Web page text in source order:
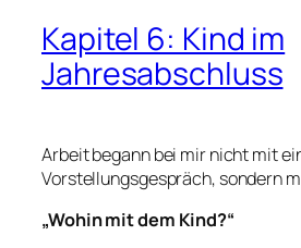
Kapitel 6: Kind im
Jahresabschluss
Arbeit begann bei mir nicht mit
Vorstellungsgespräch, sondern
„Wohin mit dem Kind?“